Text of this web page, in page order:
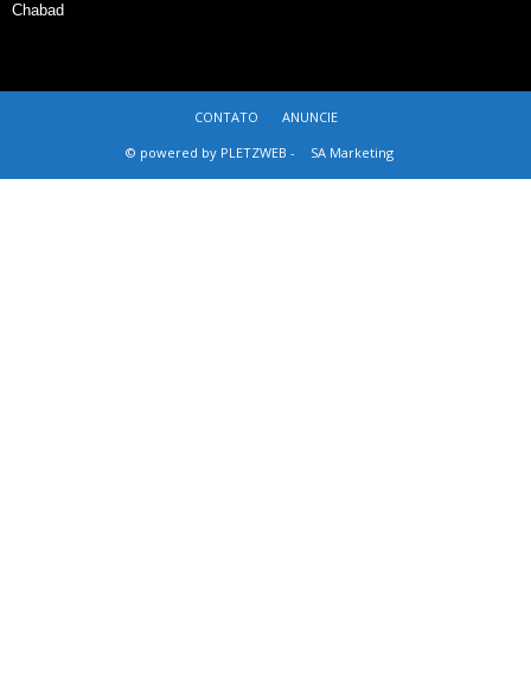
Chabad
CONTATO
ANUNCIE
© powered by PLETZWEB -
SA Marketing